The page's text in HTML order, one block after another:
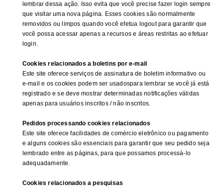
lembrar dessa ação. Isso evita que você precise fazer login sempre
que visitar uma nova página. Esses cookies são normalmente
removidos ou limpos quando você efetua logout para garantir que
você possa acessar apenas a recursos e áreas restritas ao efetuar
login.
Cookies relacionados a boletins por e-mail
Este site oferece serviços de assinatura de boletim informativo ou
e-mail e os cookies podem ser usados​​para lembrar se você já está
registrado e se deve mostrar determinadas notificações válidas
apenas para usuários inscritos / não inscritos.
Pedidos processando cookies relacionados
Este site oferece facilidades de comércio eletrônico ou pagamento
e alguns cookies são essenciais para garantir que seu pedido seja
lembrado entre as páginas, para que possamos processá-lo
adequadamente.
Cookies relacionados a pesquisas